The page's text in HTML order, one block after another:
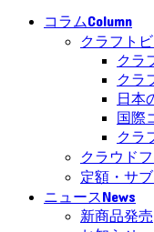
コラムColumn
クラフト
クラ
クラ
日本
国際
クラ
クラウド
定額・サ
ニュースNews
新商品発売